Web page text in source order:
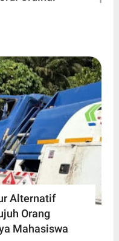
Alternatif
Orang
Mahasiswa